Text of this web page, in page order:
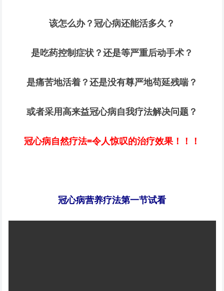
该怎么办？冠心病还能活多久？
是吃药控制症状？还是等严重后动手术？
是痛苦地活着？还是没有尊严地苟延残喘？
或者采用高来益冠心病自我疗法解决问题？
冠心病自然疗法=令人惊叹的治疗效果！！！
冠心病营养疗法第一节试看